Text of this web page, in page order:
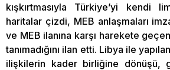
kışkırtmasıyla Türkiye’yi kendi
haritalar çizdi, MEB anlaşmaları
ve MEB ilanına karşı harekete
tanımadığını ilan etti. Libya ile
ilişkilerin kader birliğine dönüşü,